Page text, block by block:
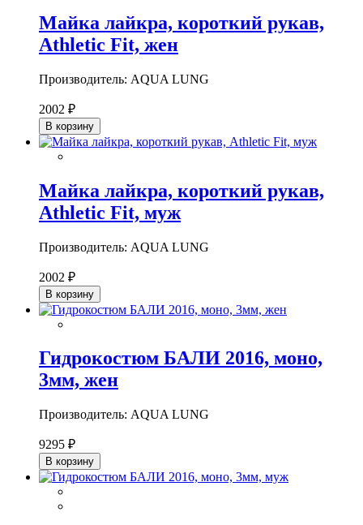
Майка лайкра, короткий рукав,
Athletic Fit, жен
Производитель: AQUA LUNG
2002 ₽
В корзину
Майка лайкра, короткий рукав,
Athletic Fit, муж
Производитель: AQUA LUNG
2002 ₽
В корзину
Гидрокостюм БАЛИ 2016, моно,
3мм, жен
Производитель: AQUA LUNG
9295 ₽
В корзину